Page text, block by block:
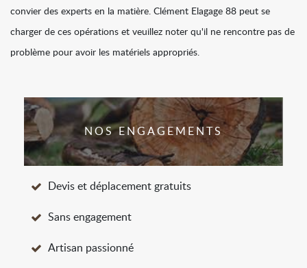
convier des experts en la matière. Clément Elagage 88 peut se
charger de ces opérations et veuillez noter qu'il ne rencontre pas de
problème pour avoir les matériels appropriés.
NOS ENGAGEMENTS
Devis et déplacement gratuits
Sans engagement
Artisan passionné